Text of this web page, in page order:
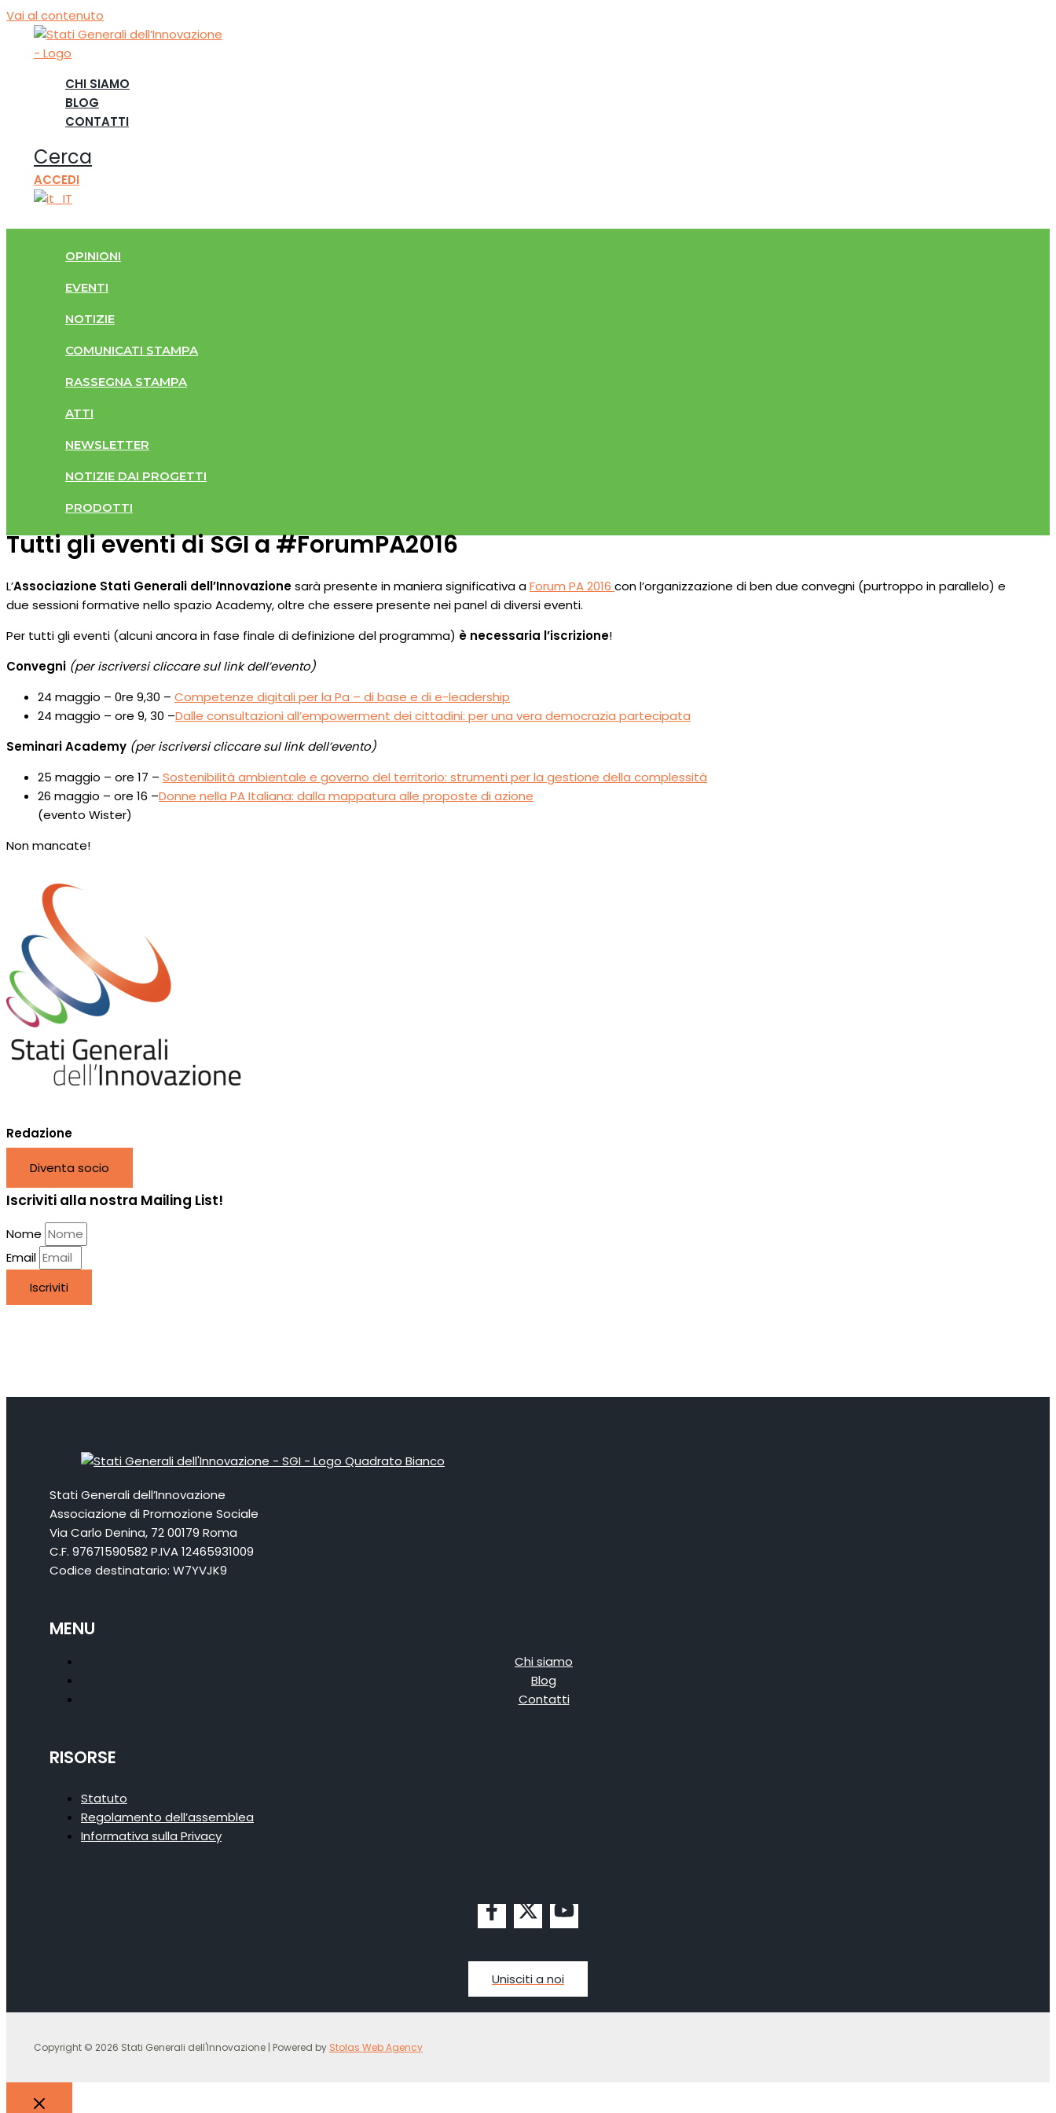
Vai al contenuto
CHI SIAMO
BLOG
CONTATTI
Cerca
ACCEDI
OPINIONI
EVENTI
NOTIZIE
COMUNICATI STAMPA
RASSEGNA STAMPA
ATTI
NEWSLETTER
NOTIZIE DAI PROGETTI
PRODOTTI
Tutti gli eventi di SGI a #ForumPA2016
L’Associazione Stati Generali dell’Innovazionesarà presente in maniera significativa aForum PA 2016 con l’organizzazione di ben due convegni (purtroppo in parallelo) e
due sessioni formative nello spazio Academy, oltre che essere presente nei panel di diversi eventi.
Per tutti gli eventi (alcuni ancora in fase finale di definizione del programma) è necessaria l’iscrizione!
Convegni (per iscriversi cliccare sul link dell’evento)
24 maggio – 0re 9,30 – Competenze digitali per la Pa – di base e di e-leadership
24 maggio – ore 9, 30 –Dalle consultazioni all’empowerment dei cittadini: per una vera democrazia partecipata
Seminari Academy (per iscriversi cliccare sul link dell’evento)
25 maggio – ore 17 – Sostenibilità ambientale e governo del territorio: strumenti per la gestione della complessità
26 maggio – ore 16 –Donne nella PA Italiana: dalla mappatura alle proposte di azione
(evento Wister)
Non mancate!
Redazione
Diventa socio
Iscriviti alla nostra Mailing List!
Nome
Email
Iscriviti
Stati Generali dell’Innovazione
Associazione di Promozione Sociale
Via Carlo Denina, 72 00179 Roma
C.F. 97671590582 P.IVA 12465931009
Codice destinatario: W7YVJK9
MENU
Chi siamo
Blog
Contatti
RISORSE
Statuto
Regolamento dell’assemblea
Informativa sulla Privacy
Unisciti a noi
Copyright © 2026 Stati Generali dell'Innovazione | Powered by Stolas Web Agency